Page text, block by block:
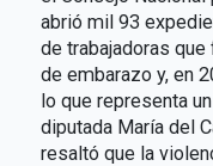
abrió mil 93
de trabajadoras
de embarazo y, en
lo que representa
diputada María del
resaltó que la